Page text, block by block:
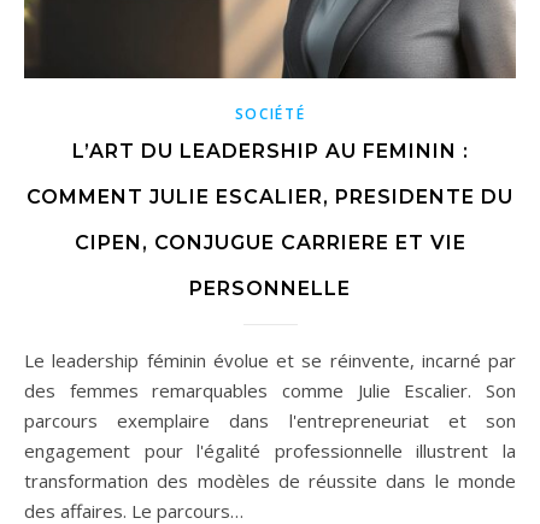
SOCIÉTÉ
L’ART DU LEADERSHIP AU FEMININ :
COMMENT JULIE ESCALIER, PRESIDENTE DU
CIPEN, CONJUGUE CARRIERE ET VIE
PERSONNELLE
Le leadership féminin évolue et se réinvente, incarné par
des femmes remarquables comme Julie Escalier. Son
parcours exemplaire dans l'entrepreneuriat et son
engagement pour l'égalité professionnelle illustrent la
transformation des modèles de réussite dans le monde
des affaires. Le parcours…